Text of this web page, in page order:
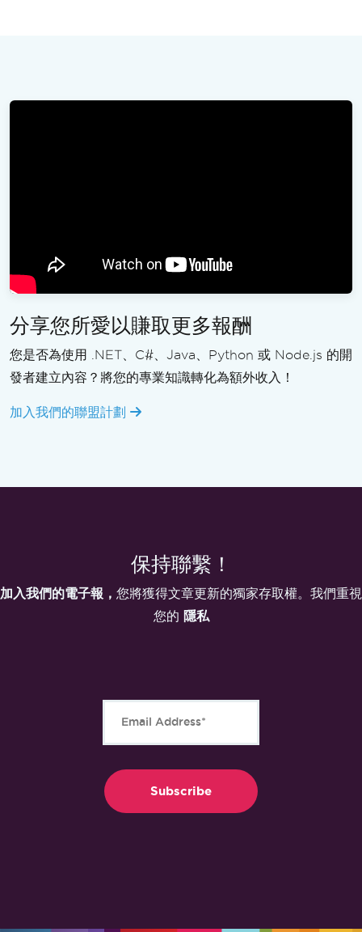
分享您所愛以賺取更多報酬
您是否為使用 .NET、C#、Java、Python 或 Node.js 的開
發者建立內容？將您的專業知識轉化為額外收入！
加入我們的聯盟計劃
保持聯繫！
加入我們的電子報， 您將獲得文章更新的獨家存取權。我們重視
您的 隱私